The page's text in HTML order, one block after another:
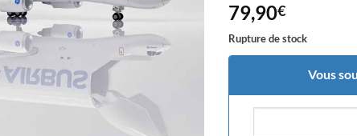
79,90€
Rupture de stock
Vous